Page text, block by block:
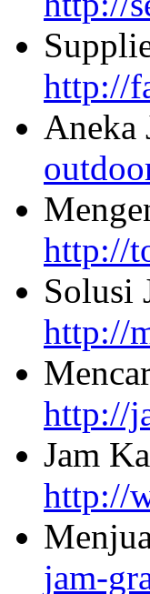
http://
Aneka
http://
Solusi
http://
http://
Jam
http://
jam-